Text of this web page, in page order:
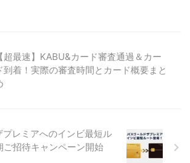
【超最速】KABU&カード審査通過＆カー
到着！実際の審査時間とカード概要まと
レミアへのインビ最短ル
ご招待キャンペーン開始